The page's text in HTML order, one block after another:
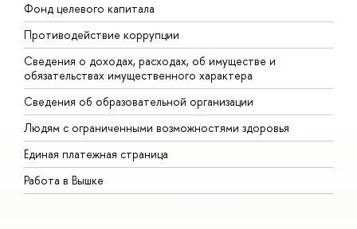
Фонд целевого капитала
Противодействие коррупции
Сведения о доходах, расходах, об имуществе и
обязательствах имущественного характера
Сведения об образовательной организации
Людям с ограниченными возможностями здоровья
Единая платежная страница
Работа в Вышке